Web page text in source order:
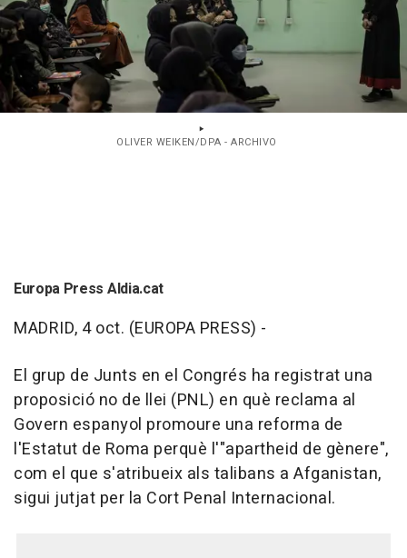
OLIVER WEIKEN/DPA - ARCHIVO
Europa Press Aldia.cat
MADRID, 4 oct. (EUROPA PRESS) -
El grup de Junts en el Congrés ha registrat una
proposició no de llei (PNL) en què reclama al
Govern espanyol promoure una reforma de
l'Estatut de Roma perquè l'"apartheid de gènere",
com el que s'atribueix als talibans a Afganistan,
sigui jutjat per la Cort Penal Internacional.